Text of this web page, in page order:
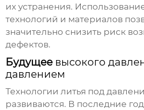
их устранения.
технологий и материалов
значительно снизить риск
дефектов.
Будущее высокого
давлением
Технологии литья под
развиваются. В последние